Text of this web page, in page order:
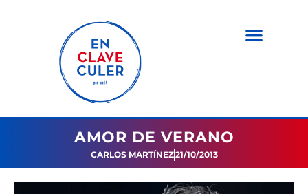
AMOR DE VERANO
CARLOS MARTÍNEZ21/10/2013